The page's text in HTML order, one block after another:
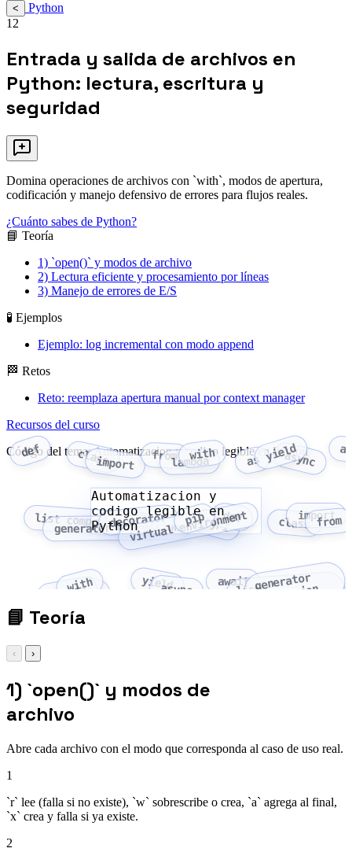
<
Python
12
Entrada y salida de archivos en
Python: lectura, escritura y
seguridad
Domina operaciones de archivos con `with`, modos de apertura,
codificación y manejo defensivo de errores para flujos reales.
¿Cuánto sabes de Python?
📘 Teoría
1) `open()` y modos de archivo
2) Lectura eficiente y procesamiento por líneas
3) Manejo de errores de E/S
🧪 Ejemplos
Ejemplo: log incremental con modo append
🏁 Retos
Reto: reemplaza apertura manual por context manager
Recursos del curso
Código del tema: Automatizacion y codigo legible en Python
def classimport fromlambda
with as yieldasync
list comprehension
generator expression
decorator
virtual environment
pipPyPIdef class
import
from
lambda
withas yieldasync await
listgenerator
expression
Automatizacion y
codigo legible en
Python
📘 Teoría
‹ ›
1) `open()` y modos de
archivo
Abre cada archivo con el modo que corresponda al caso de uso real.
1
`r` lee (falla si no existe), `w` sobrescribe o crea, `a` agrega al final,
`x` crea y falla si ya existe.
2